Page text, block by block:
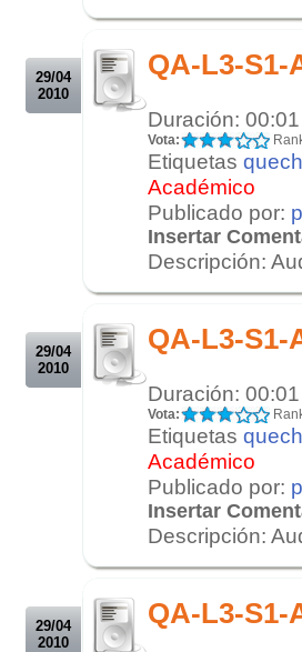
29/04
2010
QA-L3-S1-
Duración:
Vota:
Etiquetas
Académico
Publicado por:
Insertar
Descripción:
29/04
2010
QA-L3-S1-
Duración:
Vota:
Etiquetas
Académico
Publicado por:
Insertar
Descripción:
29/04
2010
QA-L3-S1-